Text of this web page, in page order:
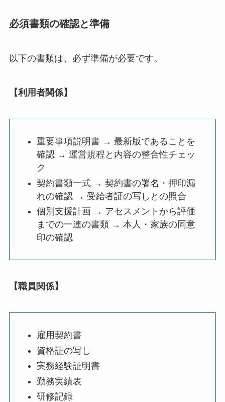
必須書類の確認と準備
以下の書類は、必ず準備が必要です。
【利用者関係】
重要事項説明書 → 最新版であることを
確認 → 運営規程と内容の整合性チェッ
ク
契約書類一式 → 契約書の署名・押印漏
れの確認 → 受給者証の写しとの照合
個別支援計画 → アセスメントから評価
までの一連の書類 → 本人・家族の同意
印の確認
【職員関係】
雇用契約書
資格証の写し
実務経験証明書
勤務実績表
研修記録